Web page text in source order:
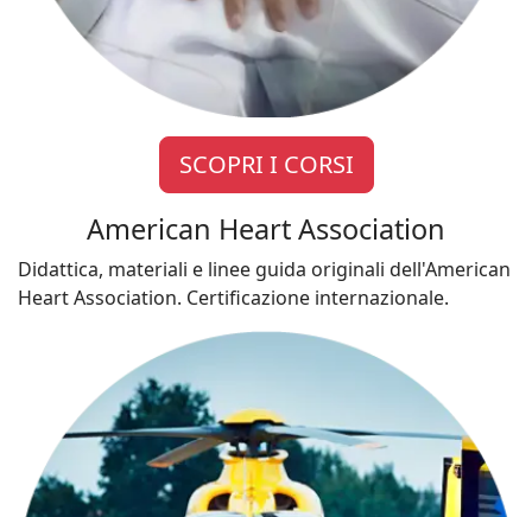
SCOPRI I CORSI
American Heart Association
Didattica, materiali e linee guida originali dell'American
Heart Association. Certificazione internazionale.